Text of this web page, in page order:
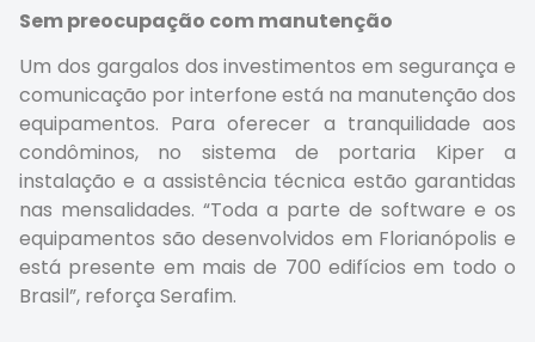
Sem preocupação com manutenção
Um dos gargalos dos investimentos em segurança e
comunicação por interfone está na manutenção dos
equipamentos. Para oferecer a tranquilidade aos
condôminos, no sistema de portaria Kiper a
instalação e a assistência técnica estão garantidas
nas mensalidades. “Toda a parte de software e os
equipamentos são desenvolvidos em Florianópolis e
está presente em mais de 700 edifícios em todo o
Brasil”, reforça Serafim.